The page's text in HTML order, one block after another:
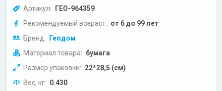
Артикул: ГЕО-964359
Рекомендуемый возраст: от 6 до 99 лет
Бренд: Геодом
Материал товара: бумага
Размер упаковки: 22*28,5 (см)
Вес, кг: 0.430